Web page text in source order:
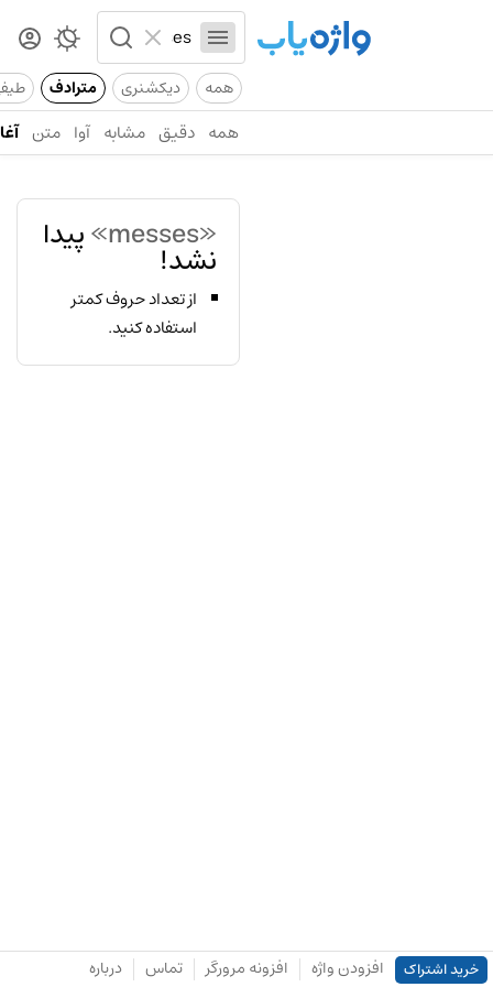
همه دیکشنری مترادف
همه دقیق مشابه آوا متن
«messes» پیدا
نشد!
از تعداد حروف کمتر
استفاده کنید.
خرید اشتراک افزودن واژه افزونه مرورگر تماس درباره